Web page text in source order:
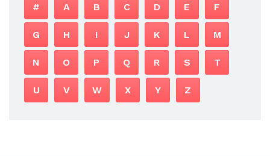
# A B C D E F
G H I J K L M
N O P Q R S T
U V W X Y Z